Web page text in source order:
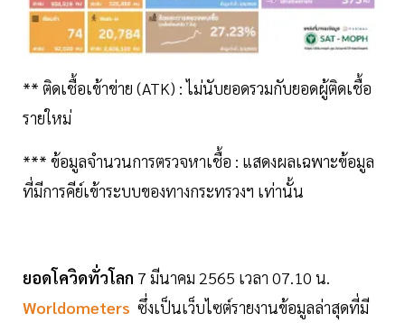
** ติดเชื้อเข้าข่าย (ATK) : ไม่นับยอดรวมกับยอดผู้ติดเชื้อ
รายใหม่
*** ข้อมูลจำนวนการตรวจหาเชื้อ : แสดงผลเฉพาะข้อมูล
ที่มีการคีย์เข้าระบบของทางกระทรวงฯ เท่านั้น
ยอดโควิดทั่วโลก 7 มีนาคม 2565 เวลา 07.10 น.
Worldometers ซึ่งเป็นเว็บไซต์รายงานข้อมูลล่าสุดที่มี